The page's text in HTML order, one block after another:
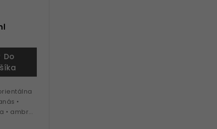
Do
•
• ambra